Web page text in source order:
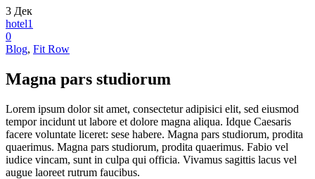
3 Дек
hotel1
0
Blog, Fit Row
Magna pars studiorum
Lorem ipsum dolor sit amet, consectetur adipisici elit, sed eiusmod
tempor incidunt ut labore et dolore magna aliqua. Idque Caesaris
facere voluntate liceret: sese habere. Magna pars studiorum, prodita
quaerimus. Magna pars studiorum, prodita quaerimus. Fabio vel
iudice vincam, sunt in culpa qui officia. Vivamus sagittis lacus vel
augue laoreet rutrum faucibus.